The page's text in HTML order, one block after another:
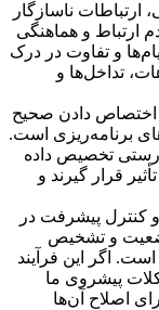
ناسازگار
و هماهنگی
و تفاوت در درک
و
دادن صحیح
است.
تخصیص داده
گیرند و
پیشرفت در
و تشخیص
این فرآیند
ما
آن‌ها